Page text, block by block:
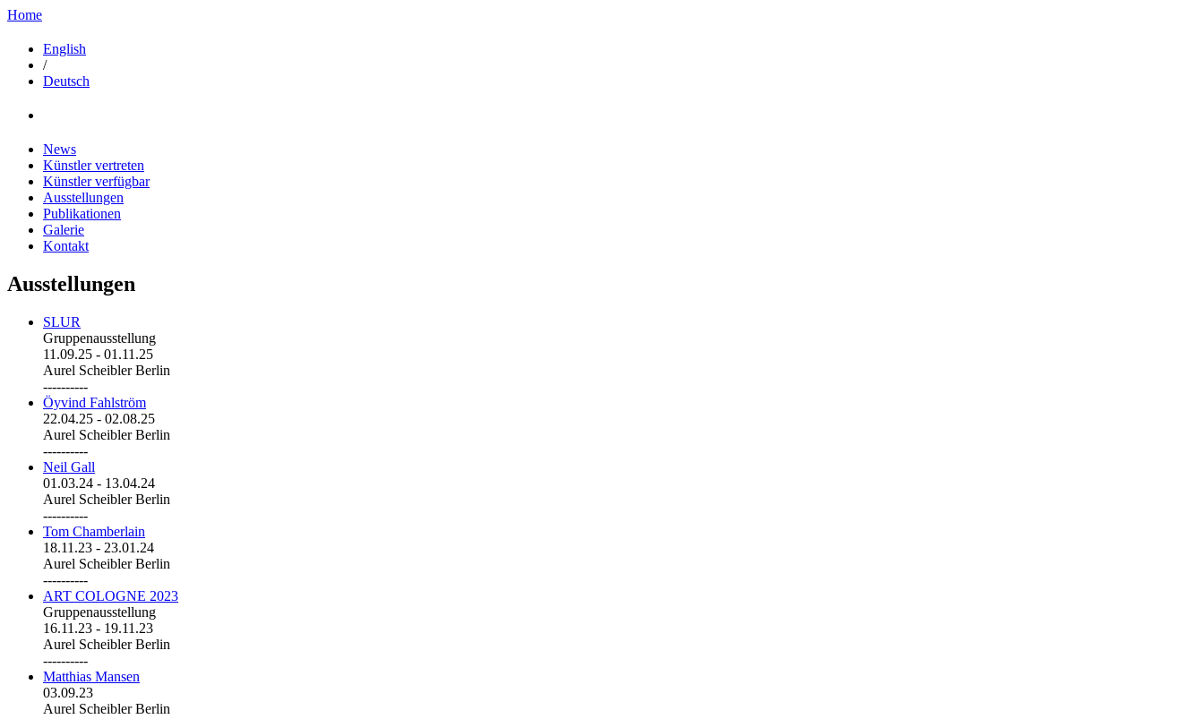
Home
English
/
Deutsch
News
Künstler vertreten
Künstler verfügbar
Ausstellungen
Publikationen
Galerie
Kontakt
Ausstellungen
SLUR
Gruppenausstellung
11.09.25 - 01.11.25
Aurel Scheibler Berlin
----------
Öyvind Fahlström
22.04.25 - 02.08.25
Aurel Scheibler Berlin
----------
Neil Gall
01.03.24 - 13.04.24
Aurel Scheibler Berlin
----------
Tom Chamberlain
18.11.23 - 23.01.24
Aurel Scheibler Berlin
----------
ART COLOGNE 2023
Gruppenausstellung
16.11.23 - 19.11.23
Aurel Scheibler Berlin
----------
Matthias Mansen
03.09.23
Aurel Scheibler Berlin